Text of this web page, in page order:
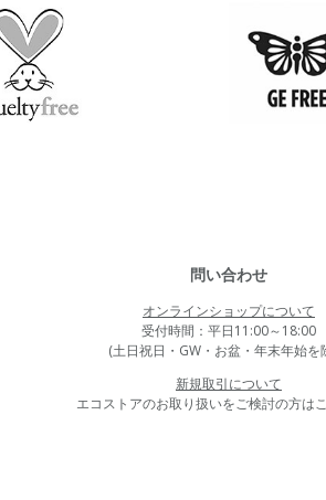
問い合わせ
オンラインショップについて
受付時間：平日11:00～18:00
(土日祝日・GW・お盆・年末年始を
新規取引について
エコストアのお取り扱いをご検討の方は